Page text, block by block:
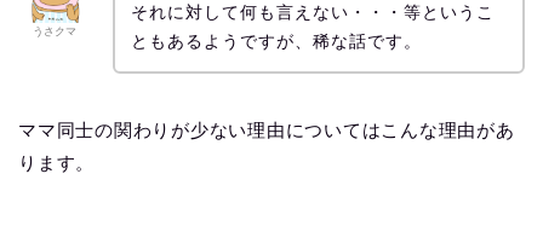
うさクマ
それに対して何も言えない・・・等というこ
ともあるようですが、稀な話です。
ママ同士の関わりが少ない理由についてはこんな理由があ
ります。